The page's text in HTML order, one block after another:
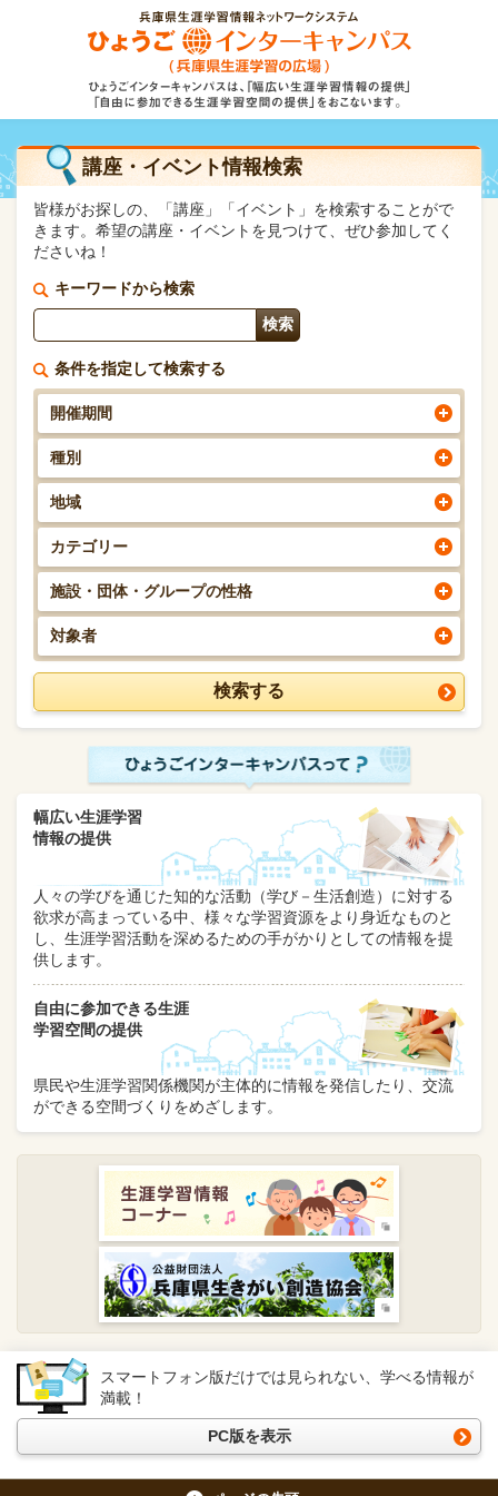
講座・イベント情報検索
皆様がお探しの、「講座」「イベント」を検索することがで
きます。希望の講座・イベントを見つけて、ぜひ参加してく
ださいね！
キーワードから検索
条件を指定して検索する
開催期間
種別
地域
カテゴリー
施設・団体・グループの性格
対象者
幅広い生涯学習
情報の提供
人々の学びを通じた知的な活動（学び－生活創造）に対する
欲求が高まっている中、様々な学習資源をより身近なものと
し、生涯学習活動を深めるための手がかりとしての情報を提
供します。
自由に参加できる生涯
学習空間の提供
県民や生涯学習関係機関が主体的に情報を発信したり、交流
ができる空間づくりをめざします。
スマートフォン版だけでは見られない、学べる情報が
満載！
PC版を表示